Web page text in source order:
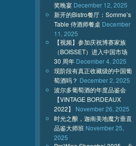
奖晚宴 December 12, 2025
新开的Bistro餐厅：Somme’s
Table 侍酒师餐桌 December
11, 2025
【视频】参加庆祝博赛家族
（BOISSET）进入中国市场
30 周年 December 4, 2025
现阶段有真正收藏级的中国葡
萄酒吗？ December 2, 2025
波尔多葡萄酒的年度品鉴会
【VINTAGE BORDEAUX
2022】
November 26, 2025
时光之酿，迦南美地魔方垂直
品鉴大师班 November 25,
2025